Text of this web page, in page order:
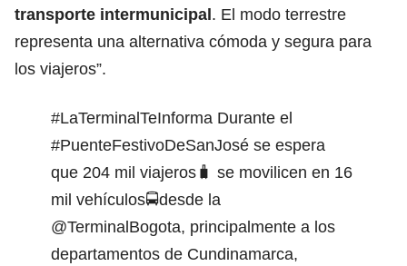
transporte intermunicipal. El modo terrestre
representa una alternativa cómoda y segura para
los viajeros”.
#LaTerminalTeInforma Durante el
#PuenteFestivoDeSanJosé se espera
que 204 mil viajeros🧳 se movilicen en 16
mil vehículos🚍desde la
@TerminalBogota, principalmente a los
departamentos de Cundinamarca,